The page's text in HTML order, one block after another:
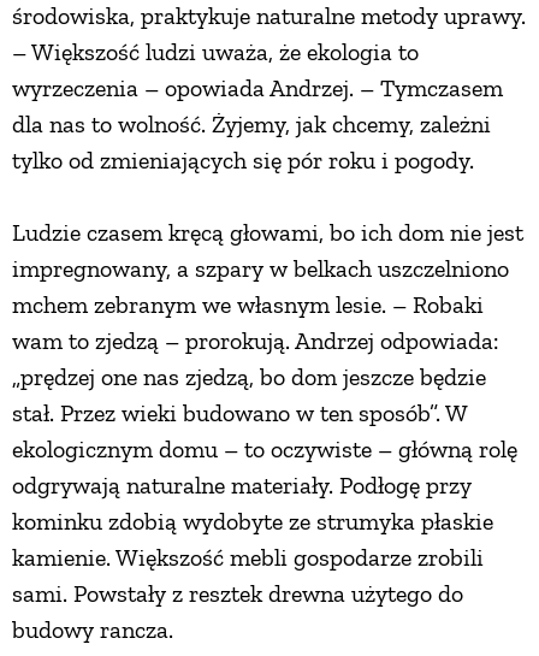
środowiska, praktykuje naturalne metody uprawy.
– Większość ludzi uważa, że ekologia to
wyrzeczenia – opowiada Andrzej. – Tymczasem
dla nas to wolność. Żyjemy, jak chcemy, zależni
tylko od zmieniających się pór roku i pogody.
Ludzie czasem kręcą głowami, bo ich dom nie jest
impregnowany, a szpary w belkach uszczelniono
mchem zebranym we własnym lesie. – Robaki
wam to zjedzą – prorokują. Andrzej odpowiada:
„prędzej one nas zjedzą, bo dom jeszcze będzie
stał. Przez wieki budowano w ten sposób”. W
ekologicznym domu – to oczywiste – główną rolę
odgrywają naturalne materiały. Podłogę przy
kominku zdobią wydobyte ze strumyka płaskie
kamienie. Większość mebli gospodarze zrobili
sami. Powstały z resztek drewna użytego do
budowy rancza.